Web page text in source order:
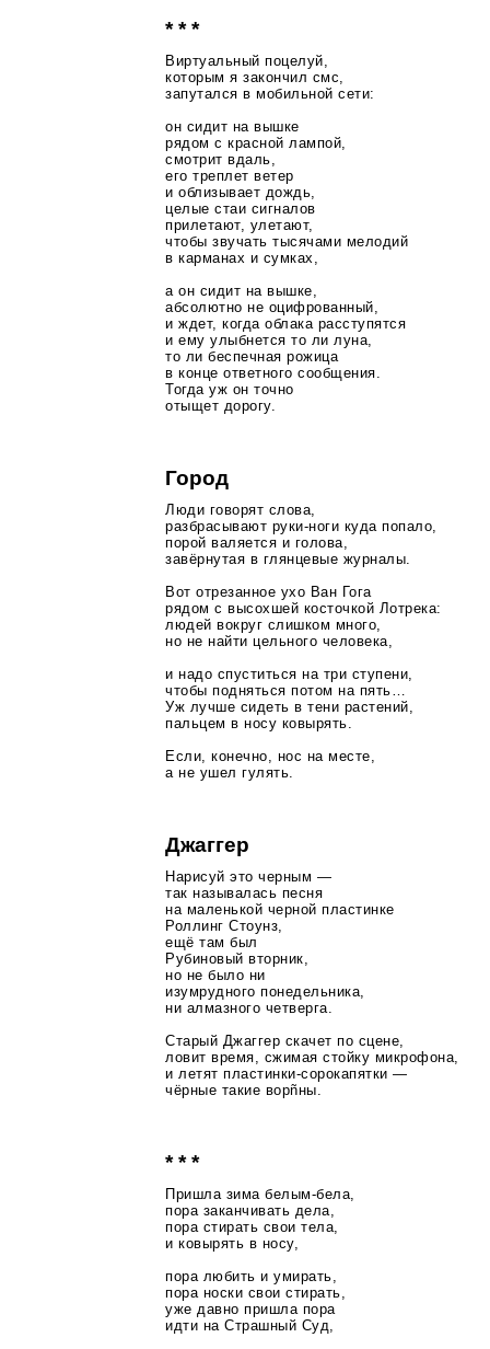
* * *
Виртуальный поцелуй,
которым я закончил смс,
запутался в мобильной сети:
он сидит на вышке
рядом с красной лампой,
смотрит вдаль,
его треплет ветер
и облизывает дождь,
целые стаи сигналов
прилетают, улетают,
чтобы звучать тысячами мелодий
в карманах и сумках,
а он сидит на вышке,
абсолютно не оцифрованный,
и ждет, когда облака расступятся
и ему улыбнется то ли луна,
то ли беспечная рожица
в конце ответного сообщения.
Тогда уж он точно
отыщет дорогу.
Город
Люди говорят слова,
разбрасывают руки-ноги куда попало,
порой валяется и голова,
завёрнутая в глянцевые журналы.
Вот отрезанное ухо Ван Гога
рядом с высохшей косточкой Лотрека:
людей вокруг слишком много,
но не найти цельного человека,
и надо спуститься на три ступени,
чтобы подняться потом на пять…
Уж лучше сидеть в тени растений,
пальцем в носу ковырять.
Если, конечно, нос на месте,
а не ушел гулять.
Джаггер
Нарисуй это черным —
так называлась песня
на маленькой черной пластинке
Роллинг Стоунз,
ещё там был
Рубиновый вторник,
но не было ни
изумрудного понедельника,
ни алмазного четверга.
Старый Джаггер скачет по сцене,
ловит время, сжимая стойку микрофона,
и летятпластинки-сорокапятки —
чёрные такие ворñны.
* * *
Пришла зимабелым-бела,
пора заканчивать дела,
пора стирать свои тела,
и ковырять в носу,
пора любить и умирать,
пора носки свои стирать,
уже давно пришла пора
идти на Страшный Суд,